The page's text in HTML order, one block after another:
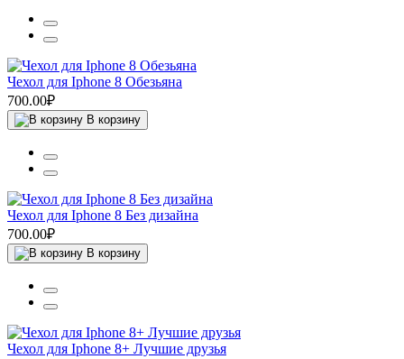
Чехол для Iphone 8 Обезьяна
700.00₽
В корзину
Чехол для Iphone 8 Без дизайна
700.00₽
В корзину
Чехол для Iphone 8+ Лучшие друзья